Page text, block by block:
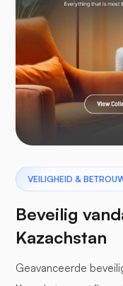
VEILIGHEID &
Beveilig
Kazachstan
Geavanceerde